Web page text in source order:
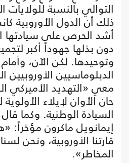
التوالي بالنسبة للولايات
ذلك أن الدول الأوروبية
أشد الحرص على سيادتها
دون بذلها جهوداً أكبر
وتوحيدها. لكن الآن،
الدبلوماسيين
معي «التهديد الأميركي
حان الأوان لإيلاء
السيادة الوطنية. وكما
إيمانويل ماكرون
قارتنا الأوروبية، ونحن
المخاطر».